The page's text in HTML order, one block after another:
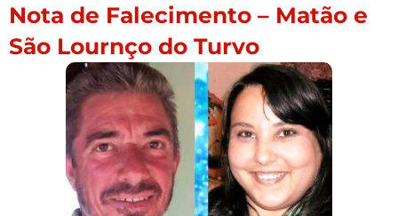
Nota de Falecimento – Matão e
São Lournço do Turvo